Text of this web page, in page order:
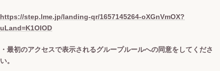
https://step.lme.jp/landing-qr/1657145264-oXGnVmOX?
uLand=K1OIOD
・最初のアクセスで表示されるグループルールへの同意をしてくださ
い。